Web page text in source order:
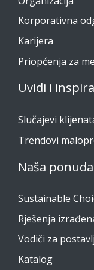
Korporativna
Karijera
Priopćenja za
Uvidi i
Slučajevi
Trendovi
Naša ponuda
Sustainable
Rješenja
Vodiči za
Katalog